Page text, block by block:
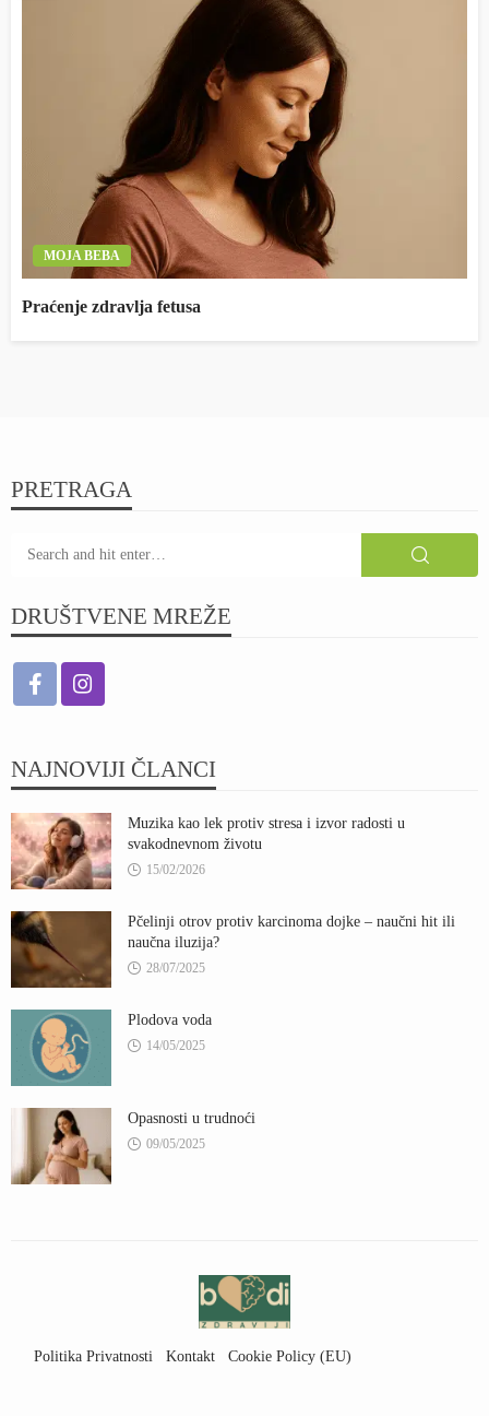
MOJA BEBA
Praćenje zdravlja fetusa
PRETRAGA
DRUŠTVENE MREŽE
NAJNOVIJI ČLANCI
Muzika kao lek protiv stresa i izvor radosti u
svakodnevnom životu
15/02/2026
Pčelinji otrov protiv karcinoma dojke – naučni hit ili
naučna iluzija?
28/07/2025
Plodova voda
14/05/2025
Opasnosti u trudnoći
09/05/2025
Politika Privatnosti Kontakt Cookie Policy (EU)